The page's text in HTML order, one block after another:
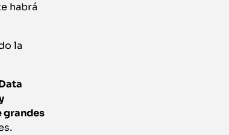
habrá
la
grandes